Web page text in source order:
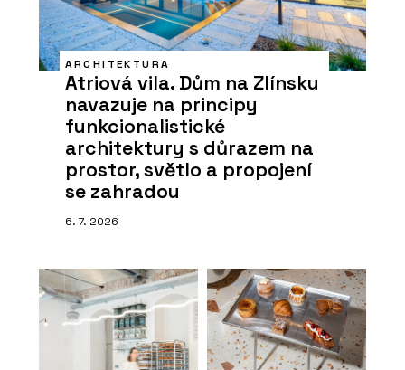
ARCHITEKTURA
Atriová vila. Dům na Zlínsku
navazuje na principy
funkcionalistické
architektury s důrazem na
prostor, světlo a propojení
se zahradou
6. 7. 2026